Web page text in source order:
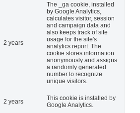
2 years
The _ga cookie, installed
by Google Analytics,
calculates visitor, session
and campaign data and
also keeps track of site
usage for the site's
analytics report. The
cookie stores information
anonymously and assigns
a randomly generated
number to recognize
unique visitors.
2 years
This cookie is installed by
Google Analytics.